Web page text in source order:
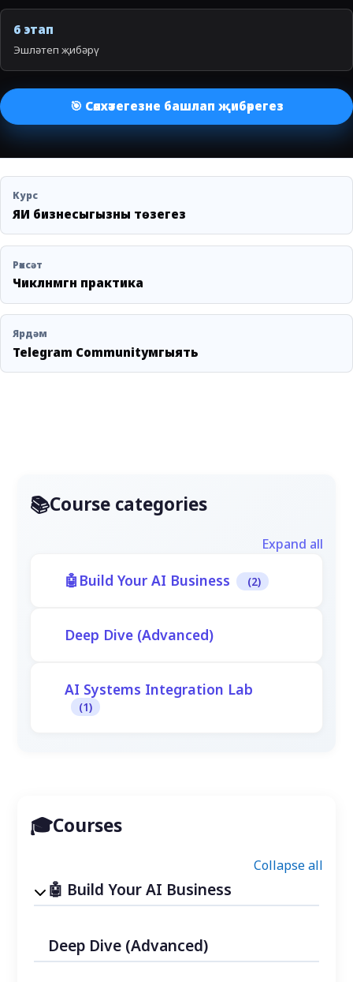
6 этап
Эшләтеп җибәрү
🎯 Сәяхәтегезне башлап җибәрегез
Курс
ЯИ бизнесыгызны төзегез
Рөхсәт
Чикләнмәгән практика
Ярдәм
Telegram Communityәмгыять
Course categories
Expand all
Build Your AI Business (2)
Deep Dive (Advanced)
AI Systems Integration Lab
(1)
Courses
Collapse all
Build Your AI Business
Deep Dive (Advanced)